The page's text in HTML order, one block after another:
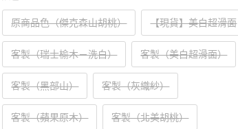
原商品色（傑克森山胡桃） 【現貨】美白超滑面
客製（瑞士榆木－洗白） 客製（美白超滑面）
客製（黑部山） 客製（灰織紗）
客製（蘋果原木） 客製（北美胡桃）